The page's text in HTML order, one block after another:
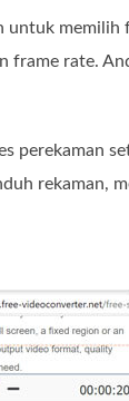
untuk memilih
frame rate.
perekaman
rekaman,